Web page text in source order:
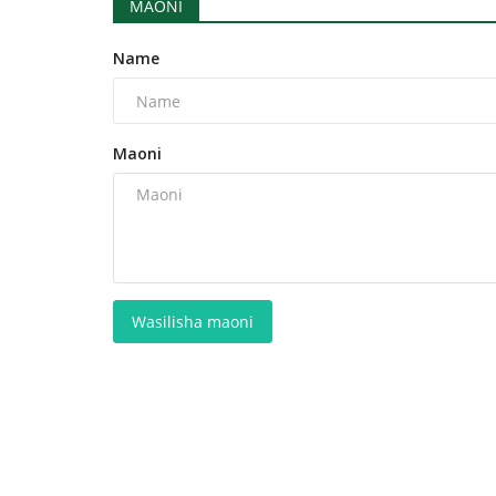
MAONI
Name
Maoni
Wasilisha maoni